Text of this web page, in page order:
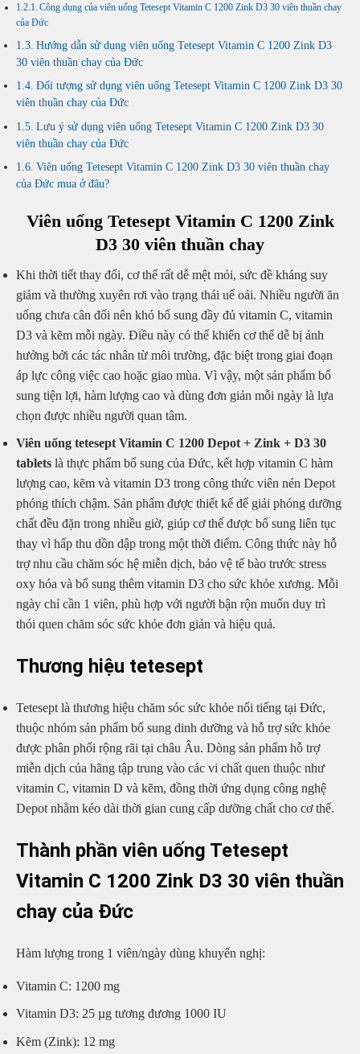
Công dụng của viên uống Tetesept Vitamin C 1200 Zink D3 30 viên thuần chay
của Đức
Hướng dẫn sử dụng viên uống Tetesept Vitamin C 1200 Zink D3
30 viên thuần chay của Đức
Đối tượng sử dụng viên uống Tetesept Vitamin C 1200 Zink D3 30
viên thuần chay của Đức
Lưu ý sử dụng viên uống Tetesept Vitamin C 1200 Zink D3 30
viên thuần chay của Đức
Viên uống Tetesept Vitamin C 1200 Zink D3 30 viên thuần chay
của Đức mua ở đâu?
Viên uống Tetesept Vitamin C 1200 Zink
D3 30 viên thuần chay
Khi thời tiết thay đổi, cơ thể rất dễ mệt mỏi, sức đề kháng suy
giảm và thường xuyên rơi vào trạng thái uể oải. Nhiều người ăn
uống chưa cân đối nên khó bổ sung đầy đủ vitamin C, vitamin
D3 và kẽm mỗi ngày. Điều này có thể khiến cơ thể dễ bị ảnh
hưởng bởi các tác nhân từ môi trường, đặc biệt trong giai đoạn
áp lực công việc cao hoặc giao mùa. Vì vậy, một sản phẩm bổ
sung tiện lợi, hàm lượng cao và dùng đơn giản mỗi ngày là lựa
chọn được nhiều người quan tâm.
Viên uống tetesept Vitamin C 1200 Depot + Zink + D3 30
tablets là thực phẩm bổ sung của Đức, kết hợp vitamin C hàm
lượng cao, kẽm và vitamin D3 trong công thức viên nén Depot
phóng thích chậm. Sản phẩm được thiết kế để giải phóng dưỡng
chất đều đặn trong nhiều giờ, giúp cơ thể được bổ sung liên tục
thay vì hấp thu dồn dập trong một thời điểm. Công thức này hỗ
trợ nhu cầu chăm sóc hệ miễn dịch, bảo vệ tế bào trước stress
oxy hóa và bổ sung thêm vitamin D3 cho sức khỏe xương. Mỗi
ngày chỉ cần 1 viên, phù hợp với người bận rộn muốn duy trì
thói quen chăm sóc sức khỏe đơn giản và hiệu quả.
Thương hiệu tetesept
Tetesept là thương hiệu chăm sóc sức khỏe nổi tiếng tại Đức,
thuộc nhóm sản phẩm bổ sung dinh dưỡng và hỗ trợ sức khỏe
được phân phối rộng rãi tại châu Âu. Dòng sản phẩm hỗ trợ
miễn dịch của hãng tập trung vào các vi chất quen thuộc như
vitamin C, vitamin D và kẽm, đồng thời ứng dụng công nghệ
Depot nhằm kéo dài thời gian cung cấp dưỡng chất cho cơ thể.
Thành phần viên uống Tetesept
Vitamin C 1200 Zink D3 30 viên thuần
chay của Đức
Hàm lượng trong 1 viên/ngày dùng khuyến nghị:
Vitamin C: 1200 mg
Vitamin D3: 25 µg tương đương 1000 IU
Kẽm (Zink): 12 mg